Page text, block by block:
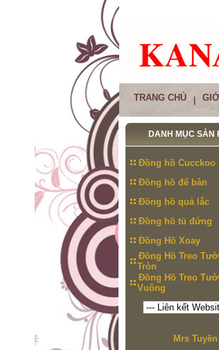
TRANG CHỦ
DANH MỤC SẢN
Đồng hồ Cucckoo
Đồng hồ để bàn
Đồng hồ quả lắc
Đồng hồ tủ đứng
Đồng Hồ Xoay
Đồng Hồ Treo
Tròn
Đồng Hồ Treo
Vuông
Mrs Tuyền